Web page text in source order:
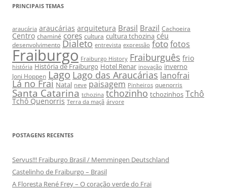
PRINCIPAIS TEMAS
araucária araucárias arquitetura Brasil Brazil Cachoeira
Centro chaminé cores cultura cultura tchozina céu
desenvolvimento Dialeto entrevista expressão fotofotos
Fraiburgo Fraiburgo History Fraiburguês frio
história História de Fraiburgo Hotel Renar inovação inverno
Joni Hoppen Lago Lago das Araucárias lanofrai
Lá no Frai Natal neve paisagem Pinheiros quenorris
Santa Catarina tchozina tchozinho tchozinhos Tchô
Tchô Quenorris Terra da maçã árvore
POSTAGENS RECENTES
Servus!!! Fraiburgo Brasil / Memmingen Deutschland
Castelinho de Fraiburgo – Brasil
A Floresta René Frey – O coração verde do Frai